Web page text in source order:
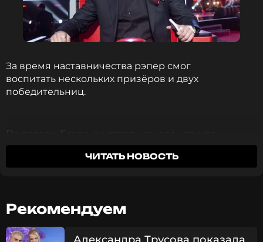
За время наставничества рэпер смог
воспитать нескольких призёров и двух
победительниц.
По словам Егора, он отдал шоу всё что мог,
поэтому и решил покинуть проект.
известное выражение "никогда не говори
никогда". Время покажет.
ЧИТАТЬ НОВОСТЬ
Рекомендуем